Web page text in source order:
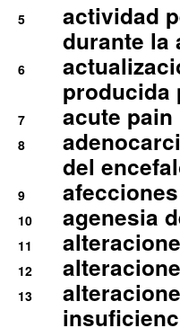
5
actividad
durante la
6
producida
7 acute
8
del
9
10 agenesia
11
12
13